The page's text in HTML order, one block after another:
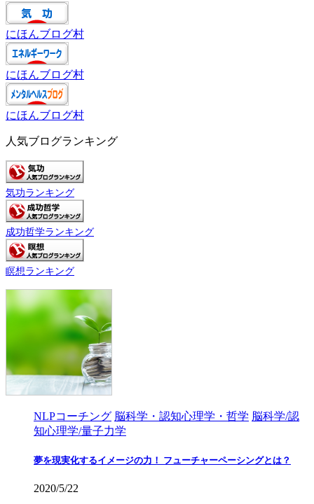
にほんブログ村
にほんブログ村
にほんブログ村
人気ブログランキング
気功ランキング
成功哲学ランキング
瞑想ランキング
NLPコーチング 脳科学・認知心理学・哲学 脳科学/認
知心理学/量子力学
夢を現実化するイメージの力！ フューチャーペーシングとは？
2020/5/22